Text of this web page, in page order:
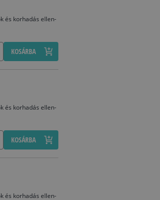
és korhadás ellen-
KOSÁRBA
és korhadás ellen-
KOSÁRBA
és korhadás ellen-